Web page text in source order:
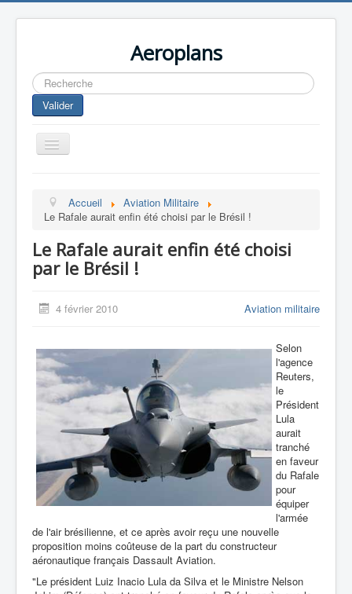
Aeroplans
Rechercher
Valider
Toggle
Navigation
Aviation Commerciale
Aviation Militaire
Drones
Accueil
Aviation Militaire
Le Rafale aurait enfin été choisi par le Brésil !
Le Rafale aurait enfin été choisi
par le Brésil !
4 février 2010 Aviation militaire
Selon
l'agence
Reuters,
le
Président
Lula
aurait
tranché
en faveur
du Rafale
pour
équiper
l'armée
de l'air brésilienne, et ce après avoir reçu une nouvelle
proposition moins coûteuse de la part du constructeur
aéronautique français Dassault Aviation.
"Le président Luiz Inacio Lula da Silva et le Ministre Nelson